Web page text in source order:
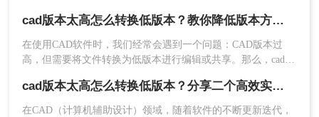
创建的图纸需要在旧版本的CAD软件中打开或编辑时，就会遇
到版本不兼容的问题。那么，cad图纸版本太高如何转换呢？本
文将为您介绍几种实用的转换方法。
cad版本太高怎么转换低版本？教你降低版本方法！
在使用CAD软件时，我们经常会遇到一个问题：CAD版本过
高，但需要将文件转换为低版本进行编辑或共享。那么，cad版
帮助你解决这一问题。
cad版本太高怎么转换低版本？分享二个高效实用方法！
在CAD（计算机辅助设计）领域，随着软件的不断更新迭代，